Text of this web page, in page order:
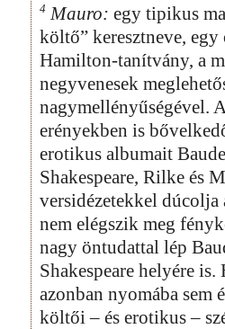
4 Mauro: egy tipikus
költő” keresztneve, egy
Hamilton-tanítvány, a
negyvenesek
nagymellényűségével.
erényekben is
erotikus albumait
Shakespeare, Rilke és
versidézetekkel
nem elégszik meg
nagy öntudattal lép
Shakespeare helyére
azonban nyomába sem
költői – és erotikus –